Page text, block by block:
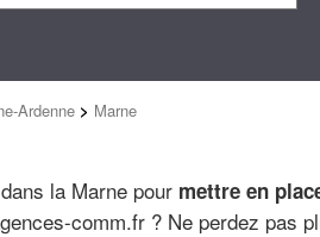
Ardenne > Marne
la Marne pour mettre en
comm.fr ? Ne perdez pas